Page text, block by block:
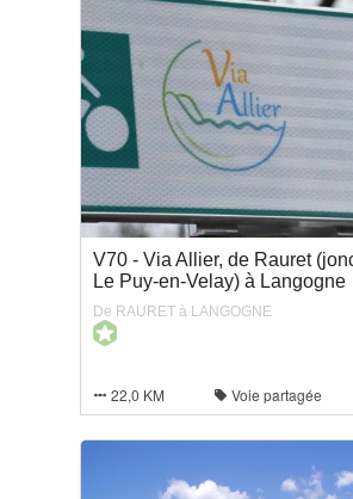
V70 - Via Allier, de Rauret
Le Puy-en-Velay) à Langogne
De RAURET à LANGOGNE
 22,0 KM  Voie partagée